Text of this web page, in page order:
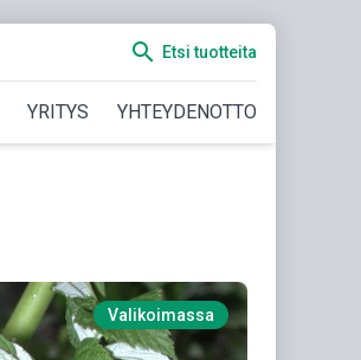
search Etsi tuotteita
YRITYS YHTEYDENOTTO
Valikoimassa